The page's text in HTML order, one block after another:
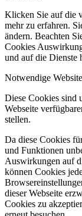
Klicken Sie auf die
mehr zu erfahren.
ändern. Beachten
Cookies
und auf die Dienste
Notwendige
Diese Cookies sind
Webseite
stellen.
Da diese Cookies
und Funktionen
Auswirkungen auf
können Cookies
dieser Webseite
Cookies zu